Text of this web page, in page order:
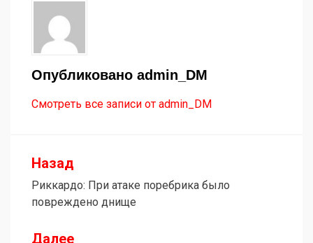
Опубликовано admin_DM
Смотреть все записи от admin_DM
Навигация
по
записям
Назад
Риккардо: При атаке поребрика было
повреждено днище
Далее